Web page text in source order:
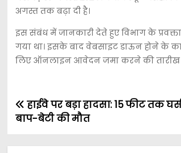
अगस्त तक बढ़ा दी है।
इस संबंध में जानकारी देते हुए विभाग के
गया था। इसके बाद वेबसाइट डाऊन होने के
लिए ऑनलाइन आवेदन जमा करने की तारीख
हाईवे पर बड़ा हादसा: 15 फीट तक
बाप-बेटी की मौत